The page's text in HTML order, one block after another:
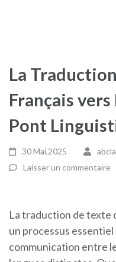
La
Français
Pont
30 Mai,2025
Laisser un commentaire
La traduction de texte
un processus
communication entre